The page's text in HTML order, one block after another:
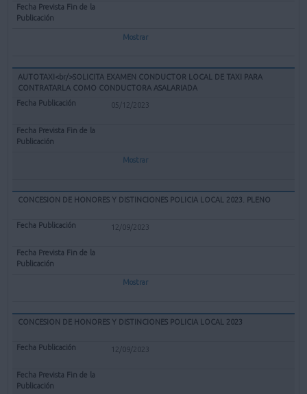
Mostrar
AUTOTAXI<br/>SOLICITA EXAMEN CONDUCTOR LOCAL DE TAXI PARA
CONTRATARLA COMO CONDUCTORA ASALARIADA
05/12/2023
Mostrar
CONCESION DE HONORES Y DISTINCIONES POLICIA LOCAL 2023. PLENO
12/09/2023
Mostrar
CONCESION DE HONORES Y DISTINCIONES POLICIA LOCAL 2023
12/09/2023